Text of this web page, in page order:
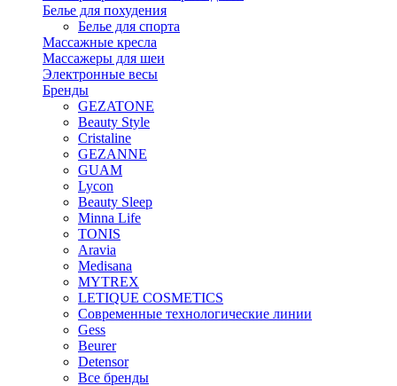
Белье для похудения
Белье для спорта
Массажные кресла
Массажеры для шеи
Электронные весы
Бренды
GEZATONE
Beauty Style
Cristaline
GEZANNE
GUAM
Lycon
Beauty Sleep
Minna Life
TONIS
Aravia
Medisana
MYTREX
LETIQUE COSMETICS
Современные технологические линии
Gess
Beurer
Detensor
Все бренды